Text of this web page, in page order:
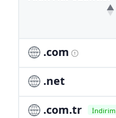
.com
.net
.com.tr İndirim